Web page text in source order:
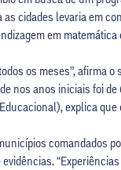
cidades levaria em
em
os meses”, afirma
nos anos iniciais foi
explica
comandados